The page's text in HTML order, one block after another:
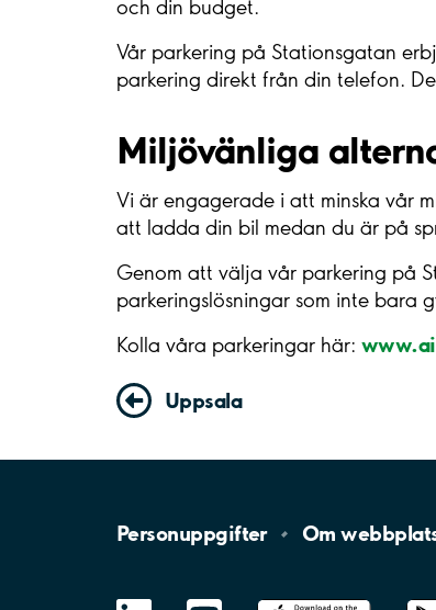
och din budget.
Vår parkering på Stationsgatan
parkering direkt från din telefon.
Miljövänliga
Vi är engagerade i att minska vår
att ladda din bil medan du är på
Genom att välja vår parkering på
parkeringslösningar som inte bara
Kolla våra parkeringar här:
Uppsala
Personuppgifter Om